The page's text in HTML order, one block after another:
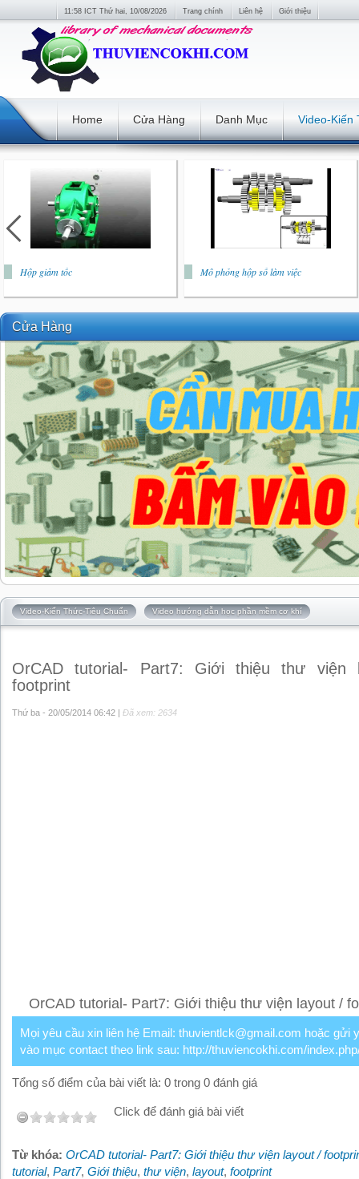
11:58 ICT Thứ hai, 10/08/2026 Trang chính Liên hệ Giới thiệu
Home Cửa Hàng Danh Mục Video-Kiến
Hộp giảm tốc Mô phỏng hộp số làm việc
Cửa Hàng
Video-Kiến Thức-Tiêu Chuẩn Video hướng dẫn học phần mềm cơ khí
OrCAD tutorial- Part7: Giới thiệu thư viện
footprint
Thứ ba - 20/05/2014 06:42 | Đã xem: 2634
OrCAD tutorial- Part7: Giới thiệu thư viện layout /
Mọi yêu cầu xin liên hệ Email: thuvientlck@gmail.com hoặc gửi
vào mục contact theo link sau: http://thuviencokhi.com/
Tổng số điểm của bài viết là: 0 trong 0 đánh giá
Click để đánh giá bài viết
Từ khóa: OrCAD tutorial- Part7: Giới thiệu thư viện layout /
tutorial, Part7, Giới thiệu, thư viện, layout, footprint